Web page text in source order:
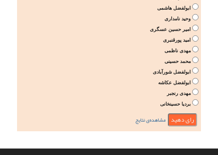
ابولفضل هاشمی
وحید نامداری
امیر حسین عسگری
امید پورقنبری
مهدی ناظمی
محمد حسینی
ابولفضل شورآبادی
ابولفضل عکاشه
مهدی رنجبر
بردیا حسینخانی
مشاهده‌ی نتایج